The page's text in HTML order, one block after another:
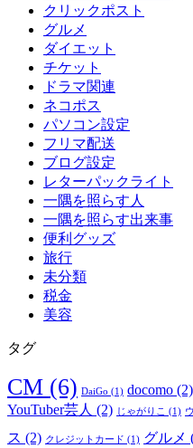
クリックポスト
グルメ
ダイエット
チケット
ドラマ関連
ネコポス
パソコン設定
フリマ配送
ブログ設定
レターパックライト
一隅を照らす人
一隅を照らす出来事
便利グッズ
旅行
未分類
税金
美容
タグ
CM (6) DaiGo (1) docomo (2)
YouTuber芸人 (2) じゃがりこ (1)
ス (2) クレジットカード (1) グルメ